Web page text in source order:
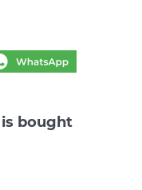
bought